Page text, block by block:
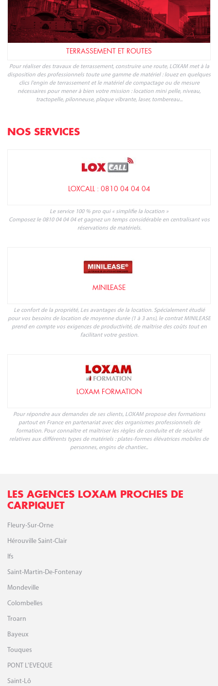
TERRASSEMENT ET ROUTES
Pour réaliser des travaux de terrassement, construire une route, LOXAM met à la
disposition des professionnels toute une gamme de matériel : louez en quelques
clics l'engin de terrassement et le matériel de compactage ou de mesure
nécessaires pour mener à bien votre mission : location mini pelle, niveau,
tractopelle, pilonneuse, plaque vibrante, laser, tombereau...
NOS SERVICES
LOXCALL : 0810 04 04 04
Le service 100 % pro qui « simplifie la location »
Composez le 0810 04 04 04 et gagnez un temps considérable en centralisant vos
réservations de matériels.
MINILEASE
Le confort de la propriété, Les avantages de la location. Spécialement étudié
pour vos besoins de location de moyenne durée (1 à 3 ans), le contrat MINILEASE
prend en compte vos exigences de productivité, de maîtrise des coûts tout en
facilitant votre gestion.
LOXAM FORMATION
Pour répondre aux demandes de ses clients, LOXAM propose des formations
partout en France en partenariat avec des organismes professionnels de
formation. Pour connaître et maîtriser les règles de conduite et de sécurité
relatives aux différents types de matériels : plates-formes élévatrices mobiles de
personnes, engins de chantier...
LES AGENCES LOXAM PROCHES DE
CARPIQUET
Fleury-Sur-Orne
Hérouville Saint-Clair
Ifs
Saint-Martin-De-Fontenay
Mondeville
Colombelles
Troarn
Bayeux
Touques
PONT L'EVEQUE
Saint-Lô